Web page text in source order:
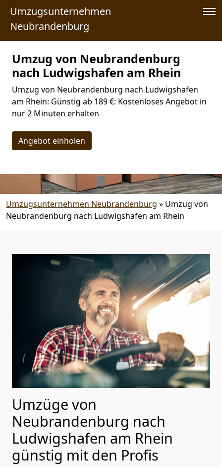
Umzugsunternehmen
Neubrandenburg
Umzug von Neubrandenburg
nach Ludwigshafen am Rhein
Umzug von Neubrandenburg nach Ludwigshafen
am Rhein: Günstig ab 189 €: Kostenloses Angebot in
nur 2 Minuten erhalten
Angebot einholen
Umzugsunternehmen Neubrandenburg » Umzug von
Neubrandenburg nach Ludwigshafen am Rhein
Umzüge von
Neubrandenburg nach
Ludwigshafen am Rhein
günstig mit den Profis